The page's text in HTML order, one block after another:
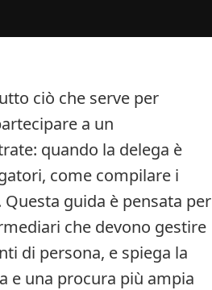
ciò che serve per
a un
quando la delega è
come compilare i
guida è pensata per
che devono gestire
di persona, e spiega la
e una procura più ampia